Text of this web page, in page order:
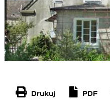
Drukuj PDF